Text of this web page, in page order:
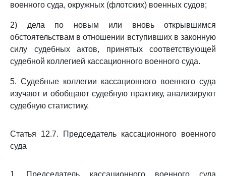
военного суда, окружных (флотских) военных судов;
2) дела по новым или вновь открывшимся
обстоятельствам в отношении вступивших в законную
силу судебных актов, принятых соответствующей
судебной коллегией кассационного военного суда.
5. Судебные коллегии кассационного военного суда
изучают и обобщают судебную практику, анализируют
судебную статистику.
Статья 12.7. Председатель кассационного военного
суда
1. Председатель кассационного военного суда